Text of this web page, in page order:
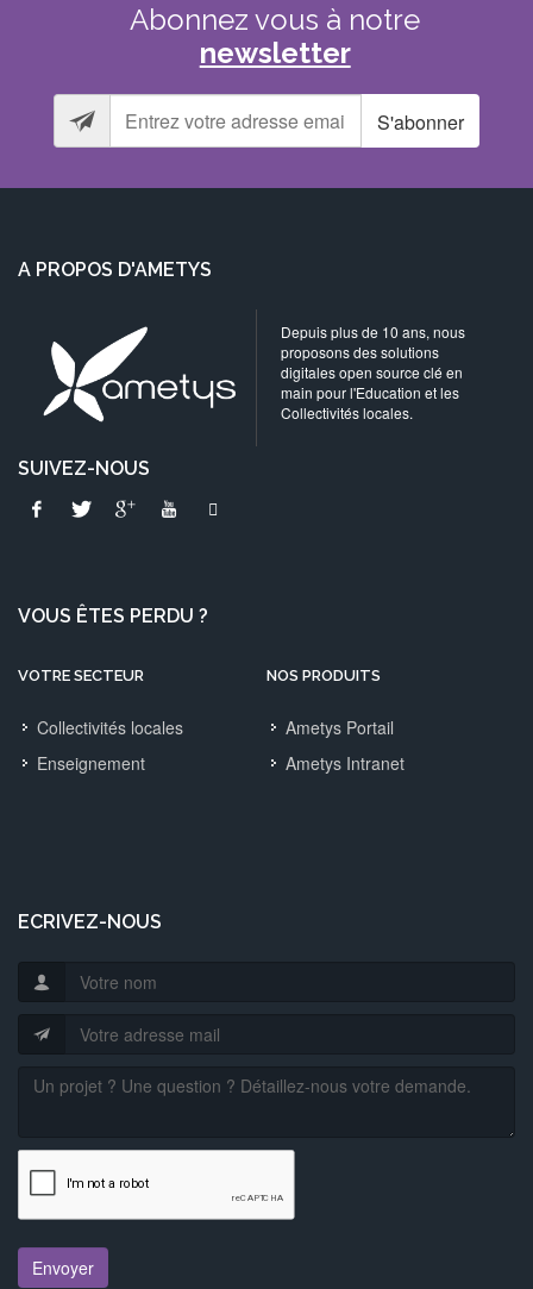
Abonnez vous à notre
newsletter
S'abonner
A PROPOS D'AMETYS
Depuis plus de 10 ans, nous
proposons des solutions
digitales open source clé en
main pour l'Education et les
Collectivités locales.
SUIVEZ-NOUS
VOUS ÊTES PERDU ?
VOTRE SECTEUR
Collectivités locales
Enseignement
NOS PRODUITS
Ametys Portail
Ametys Intranet
ECRIVEZ-NOUS